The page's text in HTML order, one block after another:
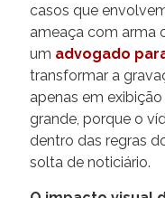
casos que
ameaça com arma
um advogado
transformar a
apenas em
grande, porque o
dentro das regras
solta de noticiário.